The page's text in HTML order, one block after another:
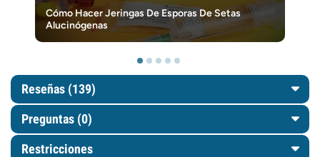
Cómo Hacer Jeringas De Esporas De Setas
Alucinógenas
Reseñas (139)
Preguntas (0)
Restricciones